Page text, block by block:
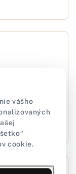
gumu.
vášho
cookie.